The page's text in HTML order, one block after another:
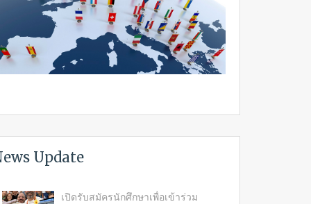
Update
เปิดรับสมัครนักศึกษาเพื่อเข้าร่วม